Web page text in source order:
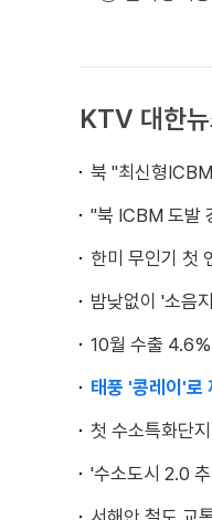
KTV 대한
북 "최신형
"북 ICBM 도발
한미 무인기 첫
밤낮없이 '소음
10월 수출 4.6%
태풍 '콩레이'로
첫 수소특화단지
'수소도시 2.0